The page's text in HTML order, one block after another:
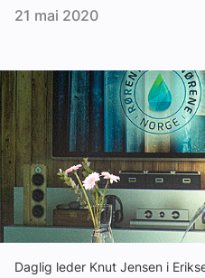
Aktuelle prosjekter
Om VVS Aktuelt
Kontakt oss:
Abonner på fagbladet
Annonsere i VVS Aktuelt
21 mai 2020
Daglig leder Knut Jensen i